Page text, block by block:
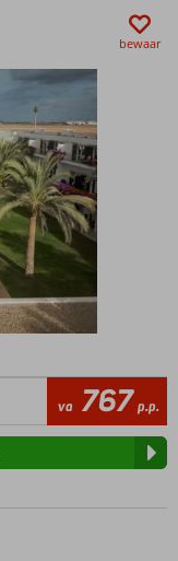
bewaar
va 767 p.p.